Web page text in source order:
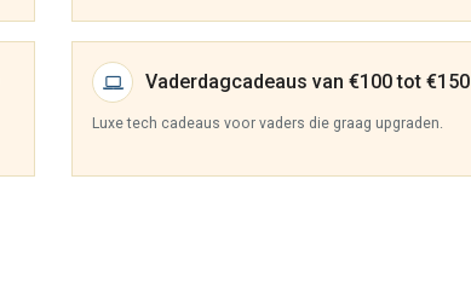
Vaderdagcadeaus van €100 tot €150
Luxe tech cadeaus voor vaders die graag upgraden.